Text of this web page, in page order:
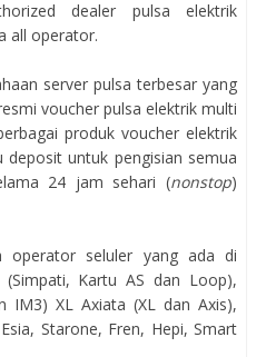
dealer pulsa elektrik
all operator.
server pulsa terbesar yang
voucher pulsa elektrik multi
produk voucher elektrik
untuk pengisian semua
24 jam sehari (nonstop)
operator seluler yang ada di
Kartu AS dan Loop),
IM3) XL Axiata (XL dan Axis),
Starone, Fren, Hepi, Smart